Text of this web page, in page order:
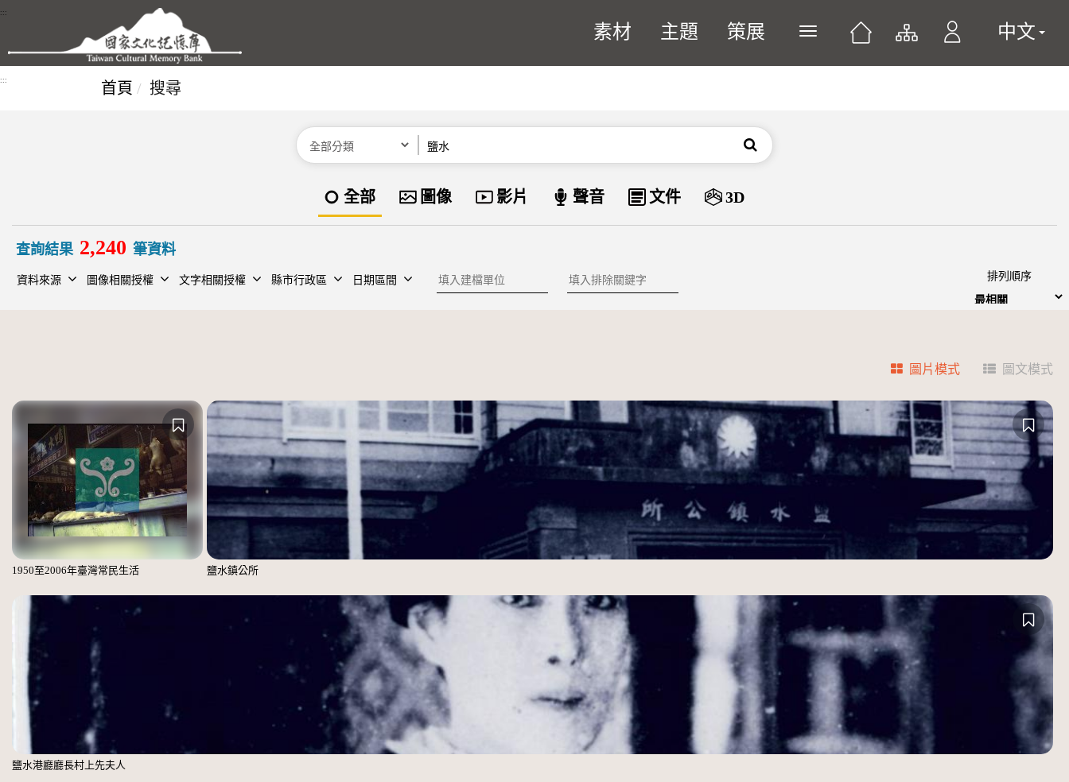
跳到主要內容區塊
:::
素材 主題 策展 展開或關閉主選單 中文
::: 首頁 搜尋
分類 搜尋
資料類型
全部 圖像 影片 聲音 文件 3D
查詢結果 2,240 筆資料
資料來源 圖像相關授權 文字相關授權 縣市行政區 日期區間 建檔單位 排除關鍵字 排列順序
圖片模式 圖文模式
1950至2006年臺灣常民生活 鹽水鎮公所
鹽水港廳廳長村上先夫人